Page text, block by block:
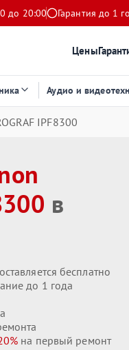
до 20:00 Гарантия до 1
Цены
Аудио и
IPF8300
в
бесплатно
до 1 года
на первый ремонт